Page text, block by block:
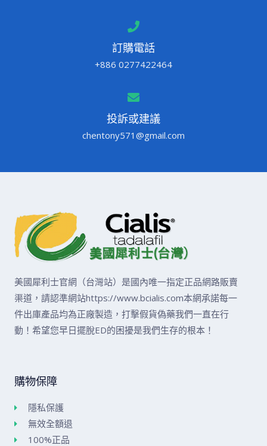
訂購電話
+886 0277422464
投訴或建議
chentony571@gmail.com
美國犀利士官網（台灣站）是國內唯一指定正品網路販賣
渠道，請認準網站https://www.bcialis.com本網承諾每一
件出庫產品均為正廠製造，打擊假貨偽藥我們一直在行
動！希望您早日擺脫ED的困擾是我們生存的根本！
購物保障
隱私保護
無效全額退
100%正品